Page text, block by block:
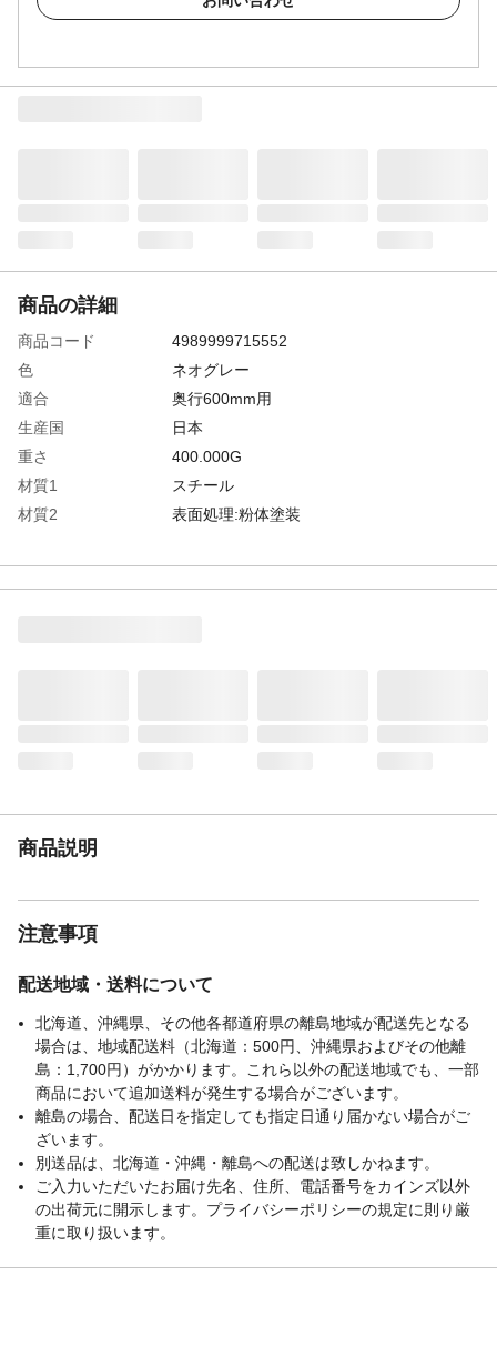
商品の詳細
商品コード
4989999715552
色
ネオグレー
適合
奥行600mm用
生産国
日本
重さ
400.000G
材質1
スチール
材質2
表面処理:粉体塗装
商品説明
注意事項
配送地域・送料について
北海道、沖縄県、その他各都道府県の離島地域が配送先となる
場合は、地域配送料（北海道：500円、沖縄県およびその他離
島：1,700円）がかかります。これら以外の配送地域でも、一部
商品において追加送料が発生する場合がございます。
離島の場合、配送日を指定しても指定日通り届かない場合がご
ざいます。
別送品は、北海道・沖縄・離島への配送は致しかねます。
ご入力いただいたお届け先名、住所、電話番号をカインズ以外
の出荷元に開示します。プライバシーポリシーの規定に則り厳
重に取り扱います。